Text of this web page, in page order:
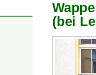
(bei